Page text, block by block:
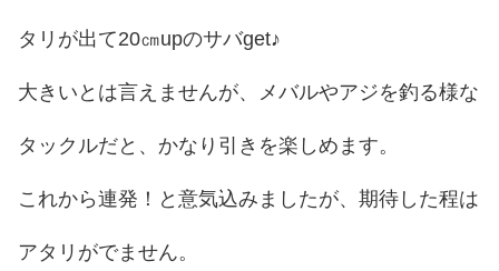
タリが出て20㎝upのサバget♪
大きいとは言えませんが、メバルやアジを釣る様な
タックルだと、かなり引きを楽しめます。
これから連発！と意気込みましたが、期待した程は
アタリがでません。